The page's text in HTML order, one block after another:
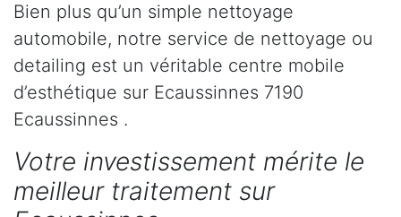
Bien plus qu’un simple nettoyage
automobile, notre service de nettoyage ou
detailing est un véritable centre mobile
d’esthétique sur Ecaussinnes 7190
Ecaussinnes .
Votre investissement mérite le
meilleur traitement sur